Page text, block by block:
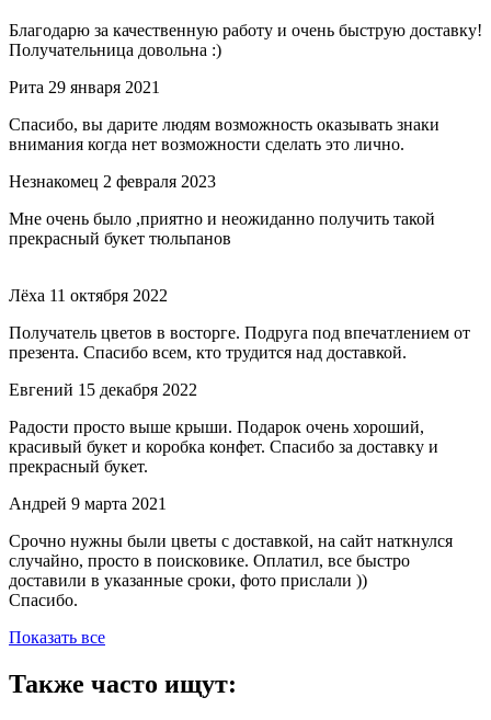
Благодарю за качественную работу и очень быструю доставку!
Получательница довольна :)
Рита 29 января 2021
Спасибо, вы дарите людям возможность оказывать знаки
внимания когда нет возможности сделать это лично.
Незнакомец 2 февраля 2023
Мне очень было ,приятно и неожиданно получить такой
прекрасный букет тюльпанов
Лёха 11 октября 2022
Получатель цветов в восторге. Подруга под впечатлением от
презента. Спасибо всем, кто трудится над доставкой.
Евгений 15 декабря 2022
Радости просто выше крыши. Подарок очень хороший,
красивый букет и коробка конфет. Спасибо за доставку и
прекрасный букет.
Андрей 9 марта 2021
Срочно нужны были цветы с доставкой, на сайт наткнулся
случайно, просто в поисковике. Оплатил, все быстро
доставили в указанные сроки, фото прислали ))
Спасибо.
Показать все
Также часто ищут: